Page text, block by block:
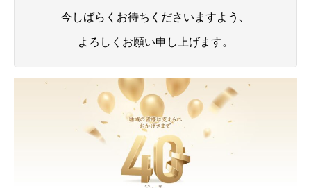
今しばらくお待ちくださいますよう、
よろしくお願い申し上げます。